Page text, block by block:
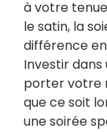
à votre
le satin, la
différence
Investir
porter votre
que ce soit
une soirée